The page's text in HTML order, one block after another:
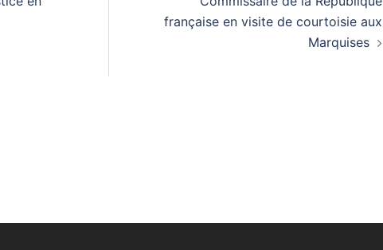
française en visite de courtoisie aux
Marquises